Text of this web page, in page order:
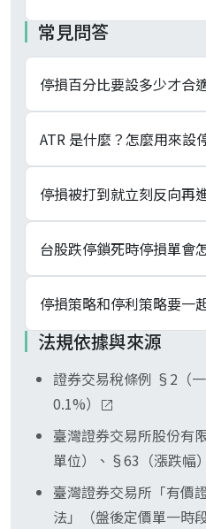
常見問答
停損百分比要設多少才合
沒有單一神奇數字。固定
10%，但須依個股波動率
易停損宜緊（3% 至 5%）
準。重點是進場前先決定
想。
ATR 是什麼？怎麼用來設
ATR 是 J. Welles Wilder
實波幅，計算近 N 日（常
平均，數值大小代表該股
動股 ATR 大、停損自動拉
停損自動收緊，不必為每
停損被打到就立刻反向再
這就是 revenge trading（
紀律破壞最常見的下游錯
場、情緒處於想扳回的狀
以原計畫的其他標的或休
全面崩潰。
台股跌停鎖死時停損單會
台股漲跌停為 ±10%（
跌停日賣方掛單遠多於買
市價或限價賣單可能整日
交，隔日若繼續跌停則持
月 24 日「黑色星期一」
7.46%、盤中 600 餘檔
即使觸發也整日無法成交
保險。
停損策略和停利策略要一
是。停損距離與停利距離
損 5%、停利 10% 即風險
仍有正期望值；若風險報
50% 才能淨賺，扣除證
實務上很難達到。停損與
一起設計，才是完整的部
法規依據與來源
證券交易稅條例 §2（
0.1%）
臺灣證券交易所股份有
單位）、§63（漲跌幅
臺灣證券交易所「有價
法」（盤後定價單一時